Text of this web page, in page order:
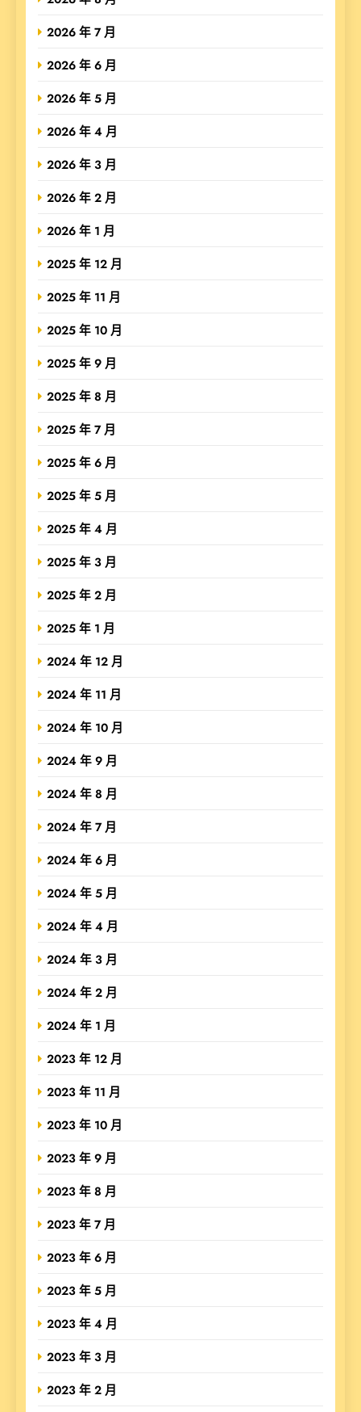
2026 年 7 月
2026 年 6 月
2026 年 5 月
2026 年 4 月
2026 年 3 月
2026 年 2 月
2026 年 1 月
2025 年 12 月
2025 年 11 月
2025 年 10 月
2025 年 9 月
2025 年 8 月
2025 年 7 月
2025 年 6 月
2025 年 5 月
2025 年 4 月
2025 年 3 月
2025 年 2 月
2025 年 1 月
2024 年 12 月
2024 年 11 月
2024 年 10 月
2024 年 9 月
2024 年 8 月
2024 年 7 月
2024 年 6 月
2024 年 5 月
2024 年 4 月
2024 年 3 月
2024 年 2 月
2024 年 1 月
2023 年 12 月
2023 年 11 月
2023 年 10 月
2023 年 9 月
2023 年 8 月
2023 年 7 月
2023 年 6 月
2023 年 5 月
2023 年 4 月
2023 年 3 月
2023 年 2 月